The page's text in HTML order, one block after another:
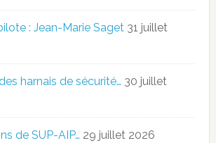
: Jean-Marie Saget 31 juillet
harnais de sécurité… 30 juillet
de SUP-AIP… 29 juillet 2026